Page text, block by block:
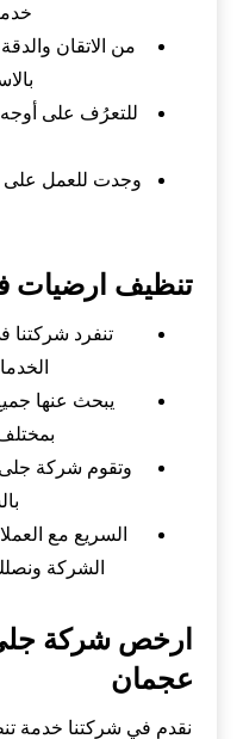
من الاتقان
للتعرُف على
وجدت للعمل على
تنظيف ارضيات
تنفرد شركتنا
يبحث عنها
وتقوم شركة جلى
السريع مع
الشركة
ارخص شركة
عجمان
نقدم في شركتنا خدمة